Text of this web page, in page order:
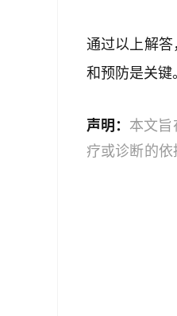
通过以上解
和预防是关键
声明： 本文旨
疗或诊断的
策时，应咨